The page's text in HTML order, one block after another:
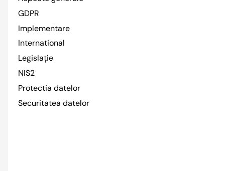
GDPR
Implementare
International
Legislație
NIS2
Protectia datelor
Securitatea datelor